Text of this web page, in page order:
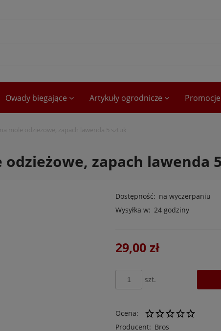
Owady biegające Artykuły ogrodnicze Promocje
mole odzieżowe, zapach lawenda 5 sztuk
odzieżowe, zapach lawenda
Dostępność: na wyczerpaniu
Wysyłka w: 24 godziny
29,00 zł
szt.
Ocena:
Producent: Bros